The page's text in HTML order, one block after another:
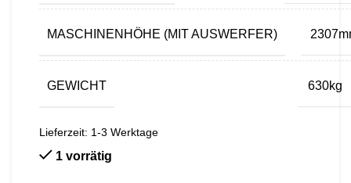
MASCHINENHÖHE (MIT AUSWERFER)
GEWICHT 630kg
Lieferzeit: 1-3 Werktage
1 vorrätig